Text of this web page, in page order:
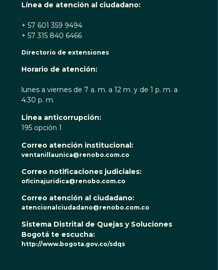
Línea de atención al ciudadano:
+ 57 601 359 9494
+ 57 315 840 6466
Directorio de extensiones
Horario de atención:
lunes a viernes de 7 a. m. a 12 m. y de 1 p. m. a
4:30 p. m.
Linea anticorrupción:
195 opción 1
Correo atención institucional:
ventanillaunica@renobo.com.co
Correo notificaciones judiciales:
oficinajuridica@renobo.com.co
Correo atención al ciudadano:
atencionalciudadano@renobo.com.co
Sistema Distrital de Quejas y Soluciones
Bogotá te escucha:
http://www.bogota.gov.co/sdqs